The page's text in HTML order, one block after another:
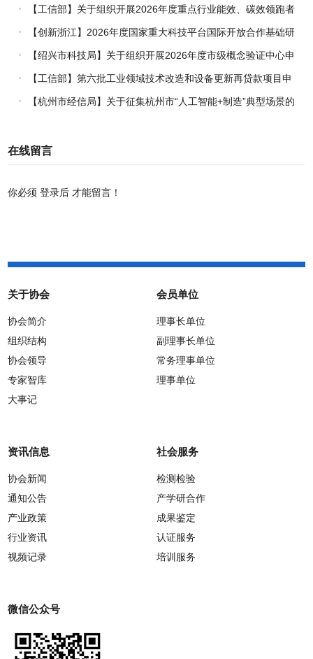
【工信部】关于组织开展2026年度重点行业能效、碳效领跑者
企业推荐工作的通知
【创新浙江】2026年度国家重大科技平台国际开放合作基础研
究专项（试点）项目指南
【绍兴市科技局】关于组织开展2026年度市级概念验证中心申
报工作的通知
【工信部】第六批工业领域技术改造和设备更新再贷款项目申
报工作启动
【杭州市经信局】关于征集杭州市“人工智能+制造”典型场景的
在线留言
你必须登录后 才能留言！
关于协会
协会简介
组织结构
协会领导
专家智库
大事记
会员单位
理事长单位
副理事长单位
常务理事单位
理事单位
资讯信息
协会新闻
通知公告
产业政策
行业资讯
视频记录
社会服务
检测检验
产学研合作
成果鉴定
认证服务
培训服务
微信公众号